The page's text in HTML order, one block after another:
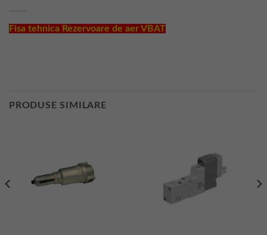
Fisa tehnica Rezervoare de aer VBAT
PRODUSE SIMILARE